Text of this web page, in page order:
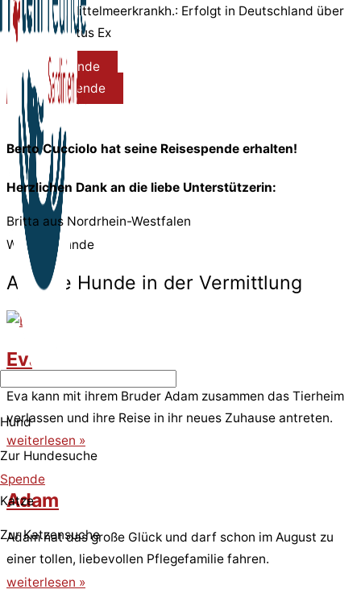
Hund
Zur Hundesuche
Spende
Katze
Zur Katzensuche
Test Mittelmeerkrankh.: Erfolgt in Deutschland über
Parasitus Ex
Reisespende
Pflegespende
Berto Cucciolo hat seine Reisespende erhalten!
Herzlichen Dank an die liebe Unterstützerin:
Britta aus Nordrhein-Westfalen
Weitere Hunde
Andere Hunde in der Vermittlung
Eva
Eva kann mit ihrem Bruder Adam zusammen das Tierheim
verlassen und ihre Reise in ihr neues Zuhause antreten.
weiterlesen »
Adam
Adam hat das große Glück und darf schon im August zu
einer tollen, liebevollen Pflegefamilie fahren.
weiterlesen »